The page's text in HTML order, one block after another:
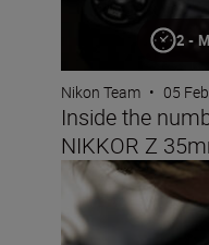
2-
Nikon Team • 05
Inside the
NIKKOR Z
Inside the